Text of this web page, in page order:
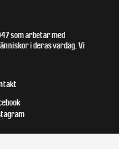
som arbetar med
i deras vardag. Vi